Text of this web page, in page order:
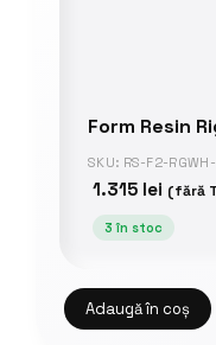
Form Resin
SKU: RS-F2-
1.315 lei (fără
3 în stoc
Adaugă în coș